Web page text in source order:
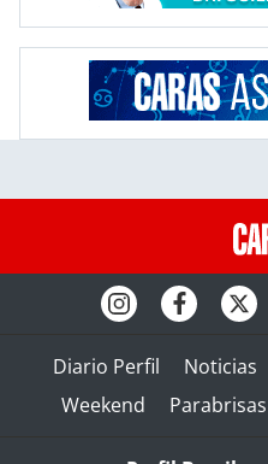
Diario Perfil Noticias
Weekend
Parabrisas